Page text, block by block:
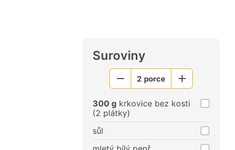
Suroviny
Menší
2 porce
Větší
300 g krkovice bez kosti
(2 plátky)
sůl